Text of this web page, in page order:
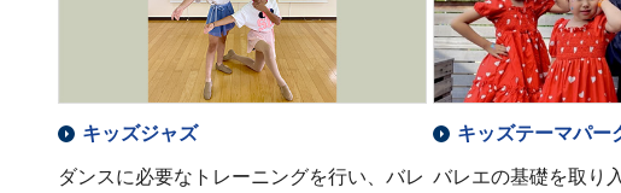
キッズジャズ
ダンスに必要なトレーニングを行い、バレ
キッズテーマパー
バレエの基礎を取り